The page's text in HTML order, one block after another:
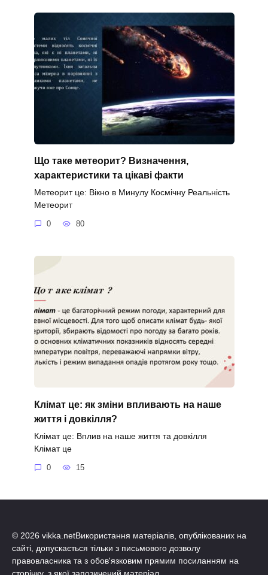
Що таке метеорит? Визначення,
характеристики та цікаві факти
Метеорит це: Вікно в Минулу Космічну Реальність
Метеорит
0 80
Клімат це: як зміни впливають на наше
життя і довкілля?
Клімат це: Вплив на наше життя та довкілля
Клімат це
0 15
© 2026 vikka.netВикористання матеріалів, опублікованих на
сайті, допускається тільки з письмового дозволу
правовласника та з обов'язковим прямим посиланням на